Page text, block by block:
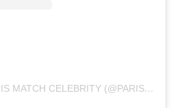
ПУБЛИКАЦИЯ ОТ PARIS MATCH CELEBRITY (@PARISMATCH_CELEBRITY)